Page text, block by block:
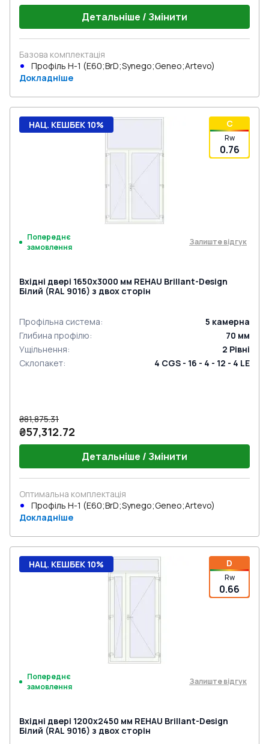
Детальніше / Змінити
Базова комплектація
Профіль Н-1 (E60;BrD;Synego;Geneo;Artevo)
Докладніше
C
Rw
0.76
НАЦ. КЕШБЕК 10%
Попереднє
замовлення
Залиште відгук
Вхідні двері 1650x3000 мм REHAU Brillant-Design
Білий (RAL 9016) з двох сторін
Профільна система: 5 камерна
Глибина профілю: 70 мм
Ущільнення: 2 Рівні
Склопакет: 4 CGS - 16 - 4 - 12 - 4 LE
₴81,875.31
₴57,312.72
Детальніше / Змінити
Оптимальна комплектація
Профіль Н-1 (E60;BrD;Synego;Geneo;Artevo)
Докладніше
D
Rw
0.66
НАЦ. КЕШБЕК 10%
Попереднє
замовлення
Залиште відгук
Вхідні двері 1200x2450 мм REHAU Brillant-Design
Білий (RAL 9016) з двох сторін